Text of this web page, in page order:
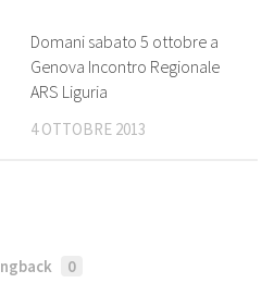
Domani sabato 5 ottobre a
Genova Incontro Regionale
ARS Liguria
4 OTTOBRE 2013
0